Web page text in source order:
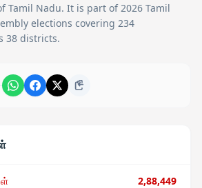
Tamil Nadu. It is part of 2026 Tamil
elections covering 234
38 districts.
2,88,449